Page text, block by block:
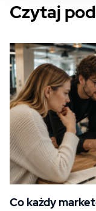
Czytaj
Co każdy